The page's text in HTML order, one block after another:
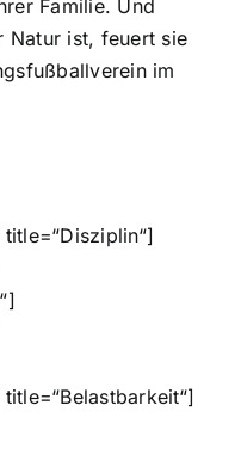
Familie. Und
Natur ist, feuert sie
im